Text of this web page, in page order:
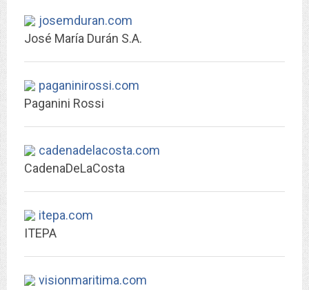
josemduran.com
José María Durán S.A.
paganinirossi.com
Paganini Rossi
cadenadelacosta.com
CadenaDeLaCosta
itepa.com
ITEPA
visionmaritima.com